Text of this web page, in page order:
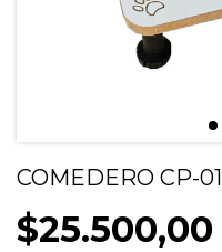
COMEDERO CP-01
$25.500,00